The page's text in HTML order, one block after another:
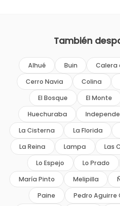
También
Alhué Buin Calera
Cerro Navia
Colina
El Bosque
El Monte
Huechuraba
La Cisterna
La Florida
La Reina
Lampa Las
Lo Espejo
Lo Prado
María Pinto
Melipilla
Paine
Pedro Aguirre